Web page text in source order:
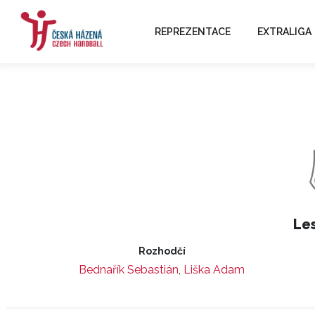
REPREZENTACE EXTRALIGA
Rozhodčí
Bednařík Sebastián, Liška Adam